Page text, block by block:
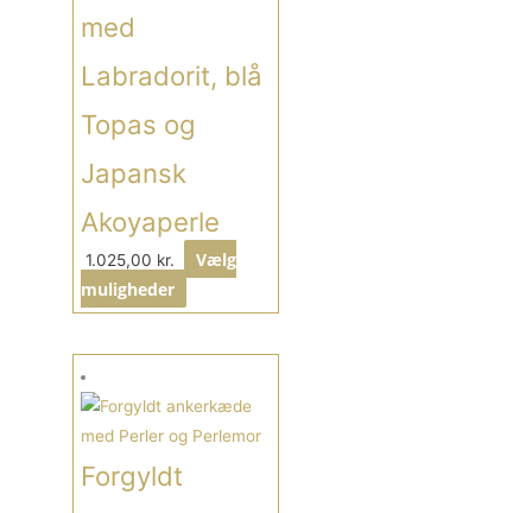
med
Labradorit, blå
Topas og
Japansk
Akoyaperle
1.025,00 kr.
Vælg
muligheder
Forgyldt
vare
har